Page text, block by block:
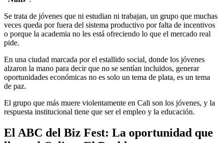
Se trata de jóvenes que ni estudian ni trabajan, un grupo que muchas
veces queda por fuera del sistema productivo por falta de incentivos
o porque la academia no les está ofreciendo lo que el mercado real
pide.
En una ciudad marcada por el estallido social, donde los jóvenes
alzaron la mano para decir que no se sentían incluidos, generar
oportunidades económicas no es solo un tema de plata, es un tema
de paz.
El grupo que más muere violentamente en Cali son los jóvenes, y la
respuesta institucional tiene que ser el empleo y la educación.
El ABC del Biz Fest: La oportunidad que